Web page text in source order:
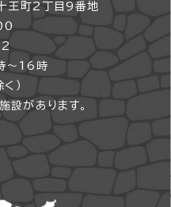
町2丁目9番地
～16時
）
設があります。